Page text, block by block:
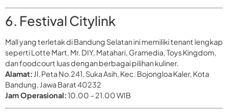
6. Festival Citylink
Mall yang terletak di Bandung Selatan ini memiliki tenant lengkap
seperti Lotte Mart, Mr. DIY, Matahari, Gramedia, Toys Kingdom,
dan foodcourt luas dengan berbagai pilihan kuliner.
Alamat: Jl. Peta No.241, Suka Asih, Kec. Bojongloa Kaler, Kota
Bandung, Jawa Barat 40232
Jam Operasional:10.00 – 21.00 WIB